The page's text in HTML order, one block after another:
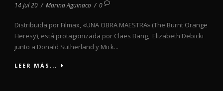
14 Jul 20 / Marina Aguinaco / 0
Distribuida por Filmax, «UNA OBRA MAESTRA» (The Burnt Orange
Heresy), está protagonizada por Claes Bang, Elizabeth Debicki
junto a Donald Sutherland y Mick...
LEER MÁS...